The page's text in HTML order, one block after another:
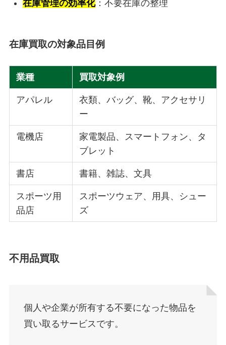
在庫管理の効率化：不要在庫の整理
在庫買取の対象品目例
業種 買取対象例
アパレル
衣類、バッグ、靴、アクセサリ
ー
電機店
家電製品、スマートフォン、タ
ブレット
書店 書籍、雑誌、文具
スポーツ用
品店
スポーツウェア、用具、シュー
ズ
不用品買取
個人や企業が所有する不要になった物品を
買い取るサービスです。